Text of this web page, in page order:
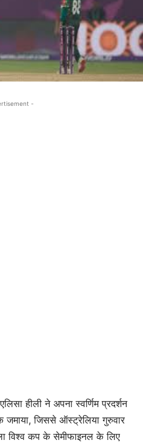
-
हीली ने अपना स्वर्णिम प्रदर्शन
जमाया, जिससे ऑस्ट्रेलिया गुरुवार
विश्व कप के सेमीफाइनल के लिए